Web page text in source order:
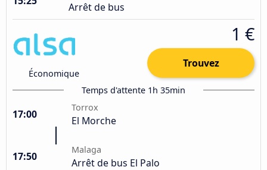
Arrêt de bus
Économique
1 €
Trouvez
Temps d'attente 1h 35min
17:00
Torrox
El Morche
17:50
Malaga
Arrêt de bus El Palo